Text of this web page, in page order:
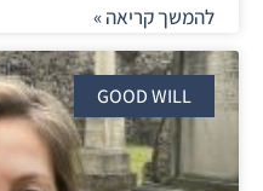
להמשך קריאה »
GOOD WILL